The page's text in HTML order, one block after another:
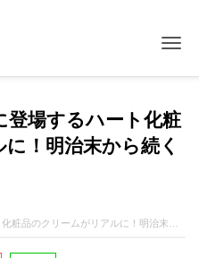
登場するハート化粧
！明治末から続く
クリームがリアルに！明治末から続く処方